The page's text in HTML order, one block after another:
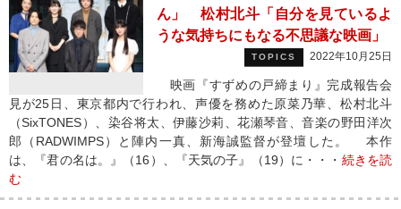
ん」 松村北斗「自分を見ているよ
うな気持ちにもなる不思議な映画」
TOPICS 2022年10月25日
映画『すずめの戸締まり』完成報告会
見が25日、東京都内で行われ、声優を務めた原菜乃華、松村北斗
（SixTONES）、染谷将太、伊藤沙莉、花瀬琴音、音楽の野田洋次
郎（RADWIMPS）と陣内一真、新海誠監督が登壇した。 本作
は、『君の名は。』（16）、『天気の子』（19）に・・・ 続きを読
む